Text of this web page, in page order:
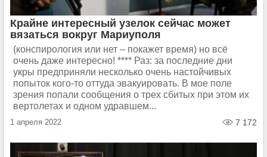
Крайне интересный узелок сейчас может
вязаться вокруг Мариуполя
(конспирология или нет – покажет время) но всё
очень даже интересно! **** Раз: за последние дни
укры предприняли несколько очень настойчивых
попыток кого-то оттуда эвакуировать. В мое поле
зрения попали сообщения о трех сбитых при этом их
вертолетах и одном удравшем...
1 апреля 2022 7 172